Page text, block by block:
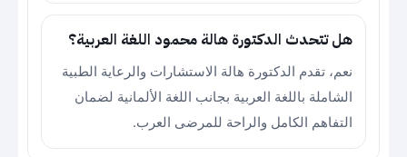
هل تتحدث الدكتورة هالة محمود اللغة العربية؟
نعم، تقدم الدكتورة هالة الاستشارات والرعاية الطبية
الشاملة باللغة العربية بجانب اللغة الألمانية لضمان
التفاهم الكامل والراحة للمرضى العرب.